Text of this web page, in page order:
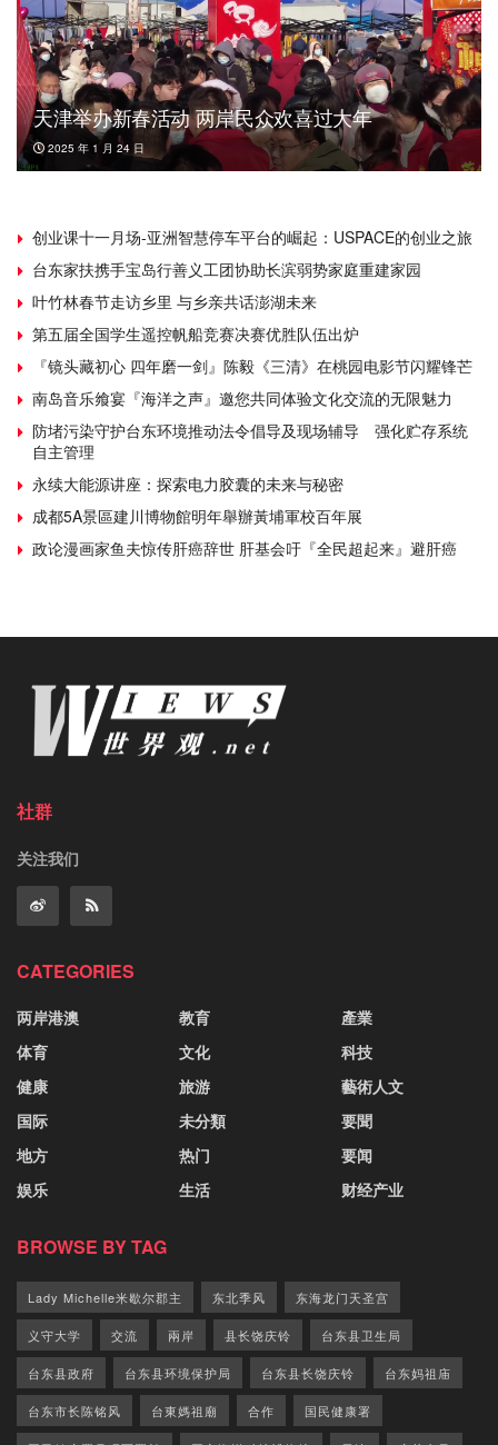
天津举办新春活动 两岸民众欢喜过大年
2025 年 1 月 24 日
创业课十一月场-亚洲智慧停车平台的崛起：USPACE的创业之旅
台东家扶携手宝岛行善义工团协助长滨弱势家庭重建家园
叶竹林春节走访乡里 与乡亲共话澎湖未来
第五届全国学生遥控帆船竞赛决赛优胜队伍出炉
『镜头藏初心 四年磨一剑』陈毅《三清》在桃园电影节闪耀锋芒
南岛音乐飨宴『海洋之声』邀您共同体验文化交流的无限魅力
防堵污染守护台东环境推动法令倡导及现场辅导 强化贮存系统
自主管理
永续大能源讲座：探索电力胶囊的未来与秘密
成都5A景區建川博物館明年舉辦黃埔軍校百年展
政论漫画家鱼夫惊传肝癌辞世 肝基会吁『全民超起来』避肝癌
社群
关注我们
CATEGORIES
两岸港澳
体育
健康
国际
地方
娱乐
教育
文化
旅游
未分類
热门
生活
產業
科技
藝術人文
要聞
要闻
财经产业
BROWSE BY TAG
Lady Michelle米歇尔郡主 东北季风 东海龙门天圣宫
义守大学 交流 兩岸 县长饶庆铃 台东县卫生局
台东县政府 台东县环境保护局 台东县长饶庆铃 台东妈祖庙
台东市长陈铭风 台東媽祖廟 合作 国民健康署